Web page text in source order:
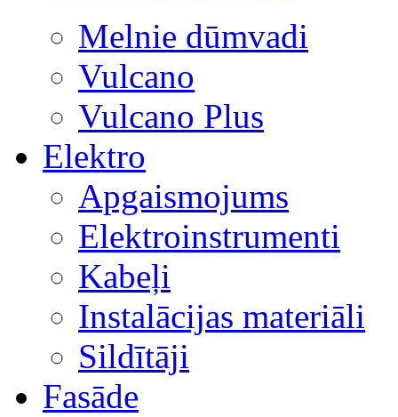
Melnie dūmvadi
Vulcano
Vulcano Plus
Elektro
Apgaismojums
Elektroinstrumenti
Kabeļi
Instalācijas materiāli
Sildītāji
Fasāde